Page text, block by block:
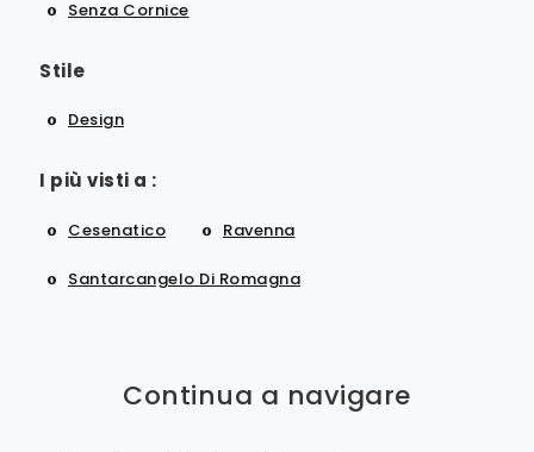
Senza Cornice
Stile
Design
I più visti a :
Cesenatico Ravenna
Santarcangelo Di Romagna
Continua a navigare